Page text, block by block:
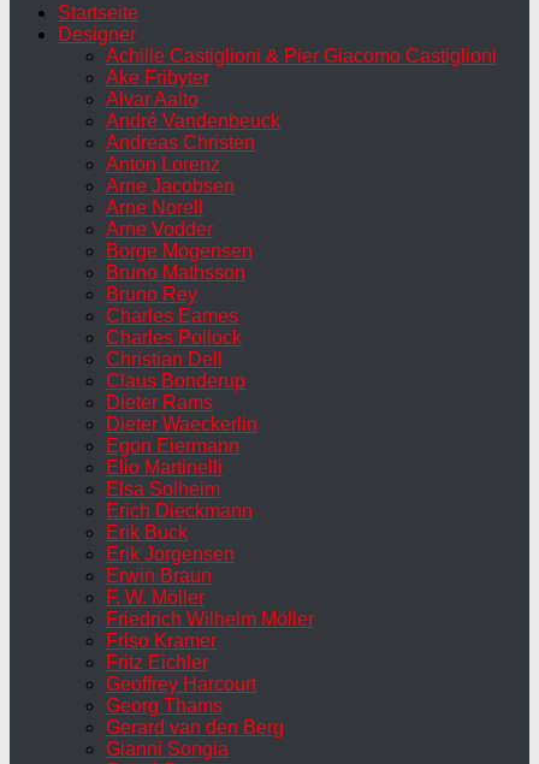
Startseite
Designer
Achille Castiglioni & Pier Giacomo Castiglioni
Ake Fribyter
Alvar Aalto
André Vandenbeuck
Andreas Christen
Anton Lorenz
Arne Jacobsen
Arne Norell
Arne Vodder
Borge Mogensen
Bruno Mathsson
Bruno Rey
Charles Eames
Charles Pollock
Christian Dell
Claus Bonderup
Dieter Rams
Dieter Waeckerlin
Egon Eiermann
Elio Martinelli
Elsa Solheim
Erich Dieckmann
Erik Buck
Erik Jorgensen
Erwin Braun
F. W. Möller
Friedrich Wilhelm Möller
Friso Kramer
Fritz Eichler
Geoffrey Harcourt
Georg Thams
Gerard van den Berg
Gianni Songia